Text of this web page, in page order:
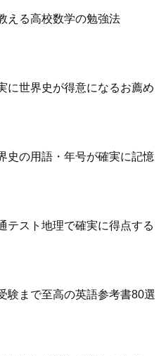
える高校数学の勉強法
に世界史が得意になるお薦め
史の用語・年号が確実に記憶
テスト地理で確実に得点する
験まで至高の英語参考書80選